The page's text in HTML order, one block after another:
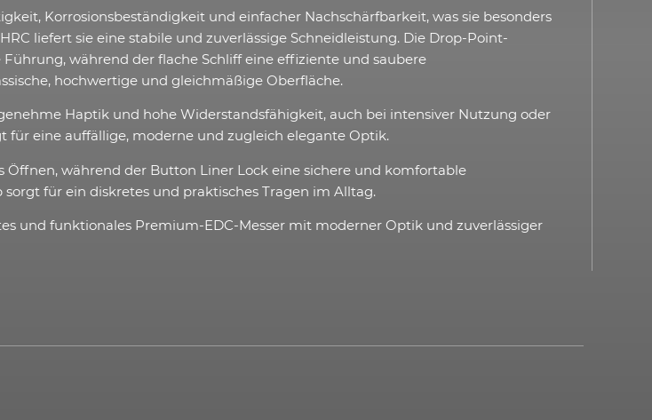
Korrosionsbeständigkeit und einfacher Nachschärfbarkeit, was sie besonders
liefert sie eine stabile und zuverlässige Schneidleistung. Die Drop-Point-
während der flache Schliff eine effiziente und saubere
hochwertige und gleichmäßige Oberfläche.
Haptik und hohe Widerstandsfähigkeit, auch bei intensiver Nutzung oder
eine auffällige, moderne und zugleich elegante Optik.
während der Button Liner Lock eine sichere und komfortable
für ein diskretes und praktisches Tragen im Alltag.
und funktionales Premium-EDC-Messer mit moderner Optik und zuverlässiger